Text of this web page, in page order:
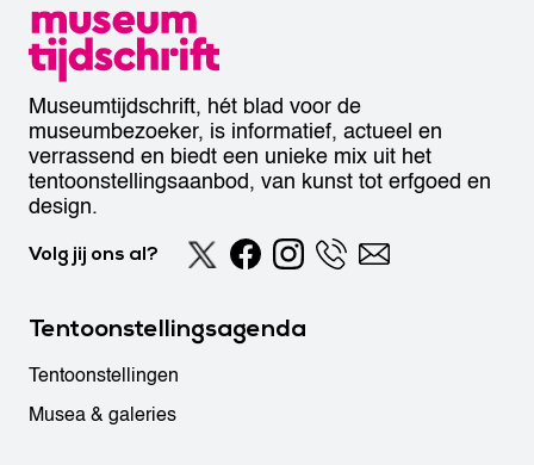
Museumtijdschrift, hét blad voor de
museumbezoeker, is informatief, actueel en
verrassend en biedt een unieke mix uit het
tentoonstellingsaanbod, van kunst tot erfgoed en
design.
Volg jij ons al?
Tentoonstellingsagenda
Tentoonstellingen
Musea & galeries